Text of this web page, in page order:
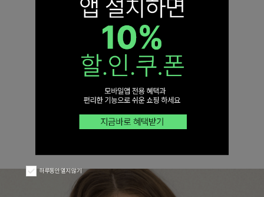
하루동안 열지 않기